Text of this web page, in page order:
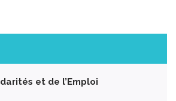
et de l’Emploi